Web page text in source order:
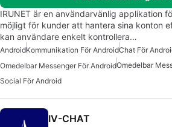
IRUNET är en användarvänlig applikation
möjligt för kunder att hantera sina konton
kan användare enkelt kontrollera…
AndroidKommunikation För AndroidChat För
Omedelbar Messenger För AndroidOmedelbar
Social För Android
IV-CHAT